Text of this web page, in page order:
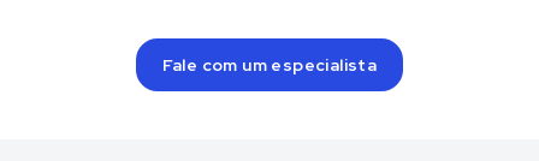
Fale com um especialista